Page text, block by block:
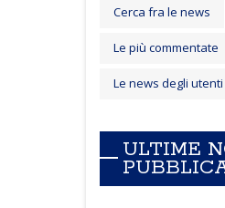
Cerca fra le news
Le più commentate
Le news degli utenti
ULTIME